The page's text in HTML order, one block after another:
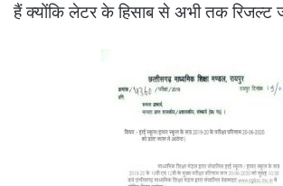
हैं क्योंकि लेटर के हिसाब से अभी तक रिजल्ट